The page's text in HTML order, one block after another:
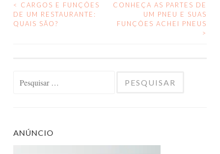
NAVEGAÇÃO
DE
<
CARGOS E FUNÇÕES
DE UM RESTAURANTE:
QUAIS SÃO?
CONHEÇA AS PARTES DE
UM PNEU E SUAS
FUNÇÕES ACHEI PNEUS
>
ANÚNCIO